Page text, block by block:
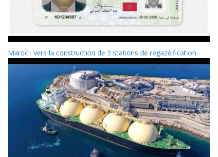
Maroc : vers la construction de 3 stations de regazéification